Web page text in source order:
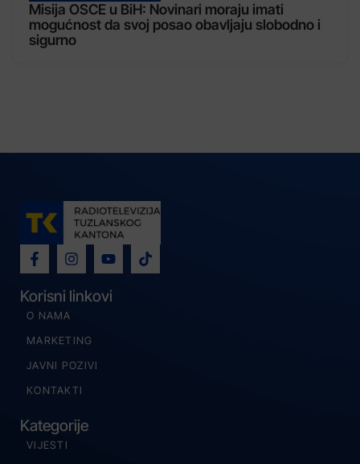
Misija OSCE u BiH: Novinari moraju imati
mogućnost da svoj posao obavljaju slobodno i
sigurno
Korisni linkovi
O NAMA
MARKETING
JAVNI POZIVI
KONTAKTI
Kategorije
VIJESTI